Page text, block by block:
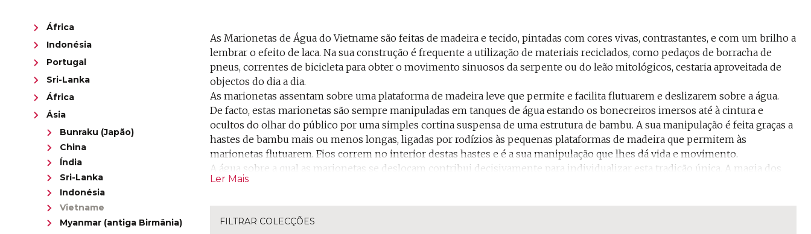
As Marionetas de Água do Vietname são feitas de madeira e tecido, pintadas com cores vivas, contrastantes, e com um brilho a
lembrar o efeito de laca. Na sua construção é frequente a utilização de materiais reciclados, como pedaços de borracha de
pneus, correntes de bicicleta para obter o movimento sinuosos da serpente ou do leão mitológicos, cestaria aproveitada de
objectos do dia a dia.
As marionetas assentam sobre uma plataforma de madeira leve que permite e facilita flutuarem e deslizarem sobre a água.
De facto, estas marionetas são sempre manipuladas em tanques de água estando os bonecreiros imersos até à cintura e
ocultos do olhar do público por uma simples cortina suspensa de uma estrutura de bambu. A sua manipulação é feita graças a
hastes de bambu mais ou menos longas, ligadas por rodízios às pequenas plataformas de madeira que permitem às
marionetas flutuarem. Fios correm no interior destas hastes e é a sua manipulação que lhes dá vida e movimento.
A água sobre a qual as marionetas se deslocam contribui decisivamente para individualizar esta tradição única. A magia dos
Roi Nuoc é ainda reforçada pelo uso de fogo, de foguetes e fogo-de-artifício, repuxos de água, tendo por fundo um
do delta do rio Vermelho, no norte do Vietname.
Ler Mais
FILTRAR COLECÇÕES
África
Indonésia
Portugal
Sri-Lanka
África
Ásia
Bunraku (Japão)
China
Índia
Sri-Lanka
Indonésia
Vietname
Myanmar (antiga Birmânia)